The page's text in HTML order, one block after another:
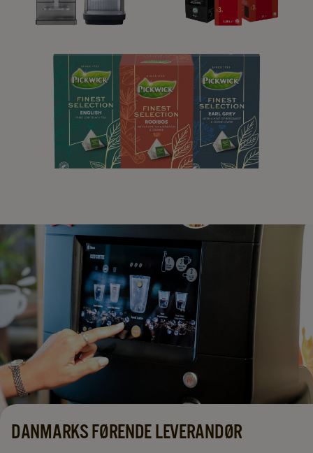
VORES
KAFFEMASKINER
VORES KAFFE
DANMARKS FØRENDE LEVERANDØR